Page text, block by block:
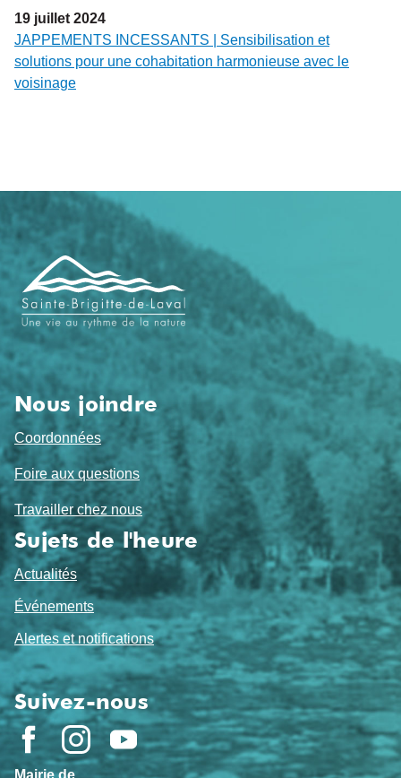
19 juillet 2024
JAPPEMENTS INCESSANTS | Sensibilisation et
solutions pour une cohabitation harmonieuse avec le
voisinage
Navigation
de
pied
de
page
Nous joindre
Coordonnées
Foire aux questions
Travailler chez nous
Sujets de l'heure
Actualités
Événements
Alertes et notifications
Suivez-nous
Mairie de